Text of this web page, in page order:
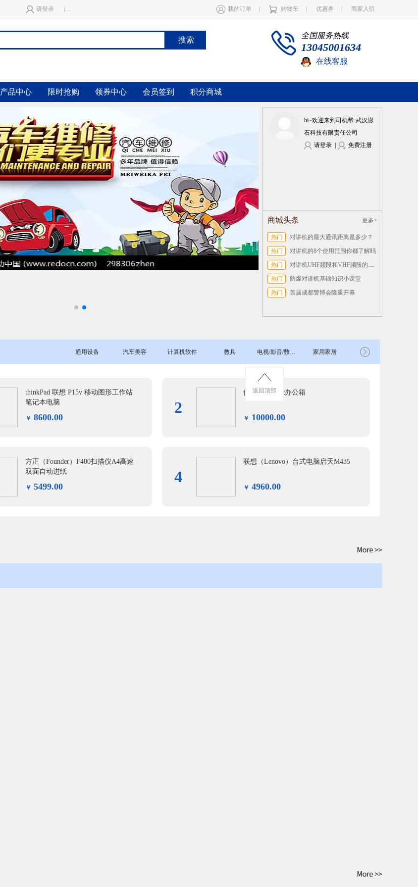
请登录 我的订单 购物车 优惠券 商家入驻
搜索
全国服务热线
13045001634
在线客服
产品中心 限时抢购 领券中心 会员签到 积分商城
hi~欢迎来到司机帮-武汉澎
石科技有限责任公司
请登录
免费注册
商城头条 更多>
热门
对讲机的最大通讯距离是多少？
热门
对讲机的8个使用范围你都了解吗
热门
对讲机UHF频段和VHF频段的区别
热门
防爆对讲机基础知识小课堂
热门
首届成都警博会隆重开幕
通用设备 汽车美容 计算机软件 教具 电视/影音/数码设备 家用家居
thinkPad 联想 P15v 移动图形工作站
笔记本电脑
￥ 8600.00
2
便携式多功能办公箱
￥ 10000.00
方正（Founder）F400扫描仪A4高速
双面自动进纸
￥ 5499.00
4
联想（Lenovo）台式电脑启天M435
￥ 4960.00
返回顶部
返回顶部
返回顶部
返回顶部